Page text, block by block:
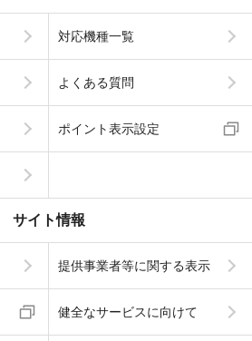
対応機種一覧
よくある質問
ポイント表示設定
サイト情報
提供事業者等に関する表示
健全なサービスに向けて